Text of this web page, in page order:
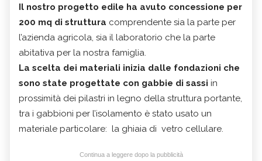
Il nostro progetto edile ha avuto concessione per
200 mq di struttura comprendente sia la parte per
l’azienda agricola, sia il laboratorio che la parte
abitativa per la nostra famiglia.
La scelta dei materiali inizia dalle fondazioni che
sono state progettate con gabbie di sassi in
prossimità dei pilastri in legno della struttura portante,
tra i gabbioni per l’isolamento è stato usato un
materiale particolare: la ghiaia di vetro cellulare.
Continua a leggere dopo la pubblicità